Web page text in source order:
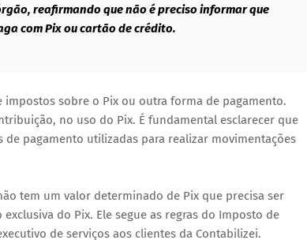
reafirmando que não é preciso informar que
com Pix ou cartão de crédito.
impostos sobre o Pix ou outra forma de pagamento.
no uso do Pix. É fundamental esclarecer que
pagamento utilizadas para realizar movimentações
tem um valor determinado de Pix que precisa ser
do Pix. Ele segue as regras do Imposto de
de serviços aos clientes da Contabilizei.